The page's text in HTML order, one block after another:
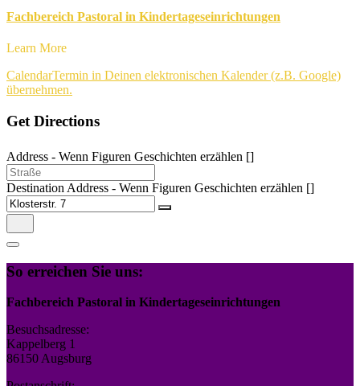
Fachbereich Pastoral in Kindertageseinrichtungen
Learn More
CalendarTermin in Deinen elektronischen Kalender (z.B. Google)
übernehmen.
Get Directions
Address - Wenn Figuren Geschichten erzählen []
Destination Address - Wenn Figuren Geschichten erzählen []
So erreichen Sie uns:
Fachbereich Pastoral in Kindertageseinrichtungen
Besuchsadresse:
Kappelberg 1
86150 Augsburg